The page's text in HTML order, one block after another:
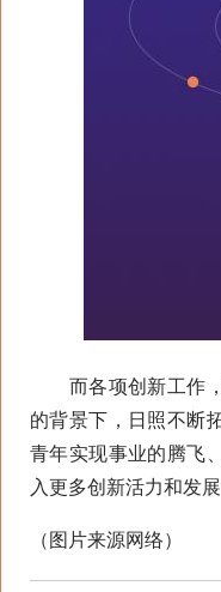
而各项创新工作，
的背景下，日照不断
青年实现事业的腾飞
入更多创新活力和发
（图片来源网络）